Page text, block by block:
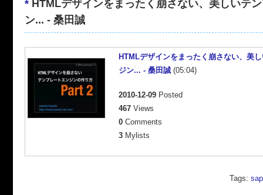
* HTMLデザインをまったく崩さない、美しいテ
ン... - 桑田誠
HTMLデザインをまったく崩さない、美
ジン... - 桑田誠 (05:04)
2010-12-09 Posted
467 Views
0 Comments
3 Mylists
Tags: